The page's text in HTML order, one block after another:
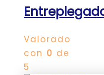
Valorado
con 0 de
5